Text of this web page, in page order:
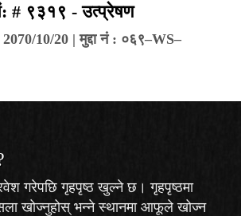
# ९३१९ - उत्प्रेषण
10/20 | मुद्दा नं : ०६९–WS–
गरेपछि गृहपृष्ठ खुल्ने छ। गृहपृष्ठमा
खोज्नुहोस् भन्ने स्थानमा आफूले खोज्न